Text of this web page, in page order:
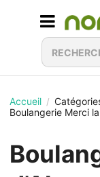
Accueil /
Boulangerie Merci